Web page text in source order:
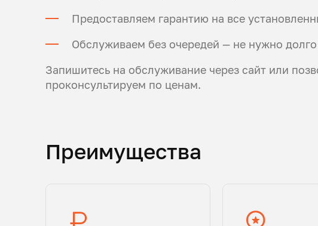
Предоставляем гарантию на все
Обслуживаем без очередей — не нужно
Запишитесь на обслуживание через сайт или
проконсультируем по ценам.
Преимущества